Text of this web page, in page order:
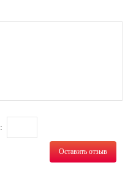
:
Оставить отзыв